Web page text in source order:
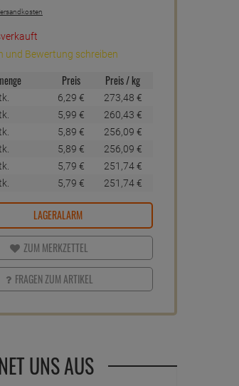
und Bewertung schreiben
Preis Preis / kg
6,29 € 273,48 €
5,99 € 260,43 €
5,89 € 256,09 €
5,89 € 256,09 €
5,79 € 251,74 €
5,79 € 251,74 €
LAGERALARM
ZUM MERKZETTEL
FRAGEN ZUM ARTIKEL
UNS AUS